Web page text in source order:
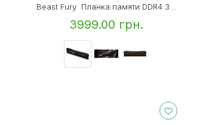
Beast Fury Планка памяти DDR4 3...
3999.00 грн.